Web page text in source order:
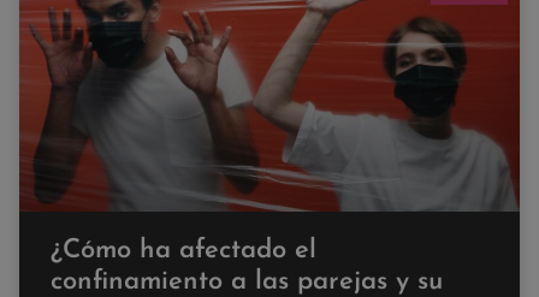
¿Cómo ha afectado el
confinamiento a las parejas y su